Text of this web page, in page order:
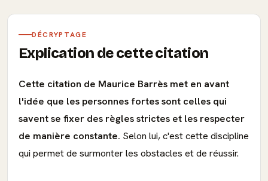
DÉCRYPTAGE
Explication de cette citation
Cette citation de Maurice Barrès met en avant
l'idée que les personnes fortes sont celles qui
savent se fixer des règles strictes et les respecter
de manière constante. Selon lui, c'est cette discipline
qui permet de surmonter les obstacles et de réussir.